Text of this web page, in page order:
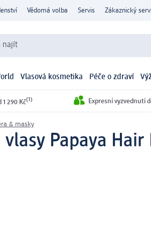
Vědomá volba Servis Zákaznický
najít
Vlasová kosmetika Péče o zdraví
290 Kč(1) Expresní vyzvednutí
& masky
vlasy Papaya